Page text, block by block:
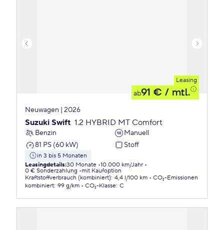
Leasing
ab91 € / mtl.
Neuwagen | 2026
Suzuki Swift 1.2 HYBRID MT Comfort
Benzin
Manuell
81 PS (60 kW)
Stoff
in 3 bis 5 Monaten
Leasingdetails:30 Monate 10.000 km/Jahr
0 € Sonderzahlung
mit Kaufoption
Kraftstoffverbrauch (kombiniert): 4,4 l/100 km
CO₂-Emissionen
kombiniert: 99 g/km CO₂-Klasse: C